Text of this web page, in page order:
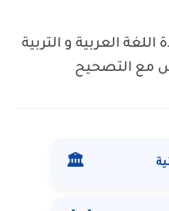
العربية و التربية
مع التصحيح
🏛️